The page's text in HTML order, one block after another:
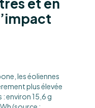
et en
les éoliennes
plus élevée
environ 15,6 g